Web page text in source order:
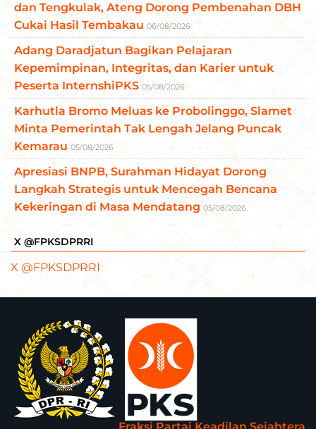
dan Tengkulak, Ateng Dorong Pembenahan DBH
Cukai Hasil Tembakau 06/08/2026
Adang Daradjatun Bagikan Pelajaran
Kepemimpinan, Integritas, dan Karier untuk
Peserta InternshiPKS 05/08/2026
Karhutla Bromo Meluas ke Probolinggo, Slamet
Minta Pemerintah Tak Lengah Jelang Puncak
Kemarau 05/08/2026
Apresiasi BNPB, Surahman Hidayat Dorong
Langkah Strategis untuk Mencegah Bencana
Kekeringan di Masa Mendatang 05/08/2026
X @FPKSDPRRI
X @FPKSDPRRI